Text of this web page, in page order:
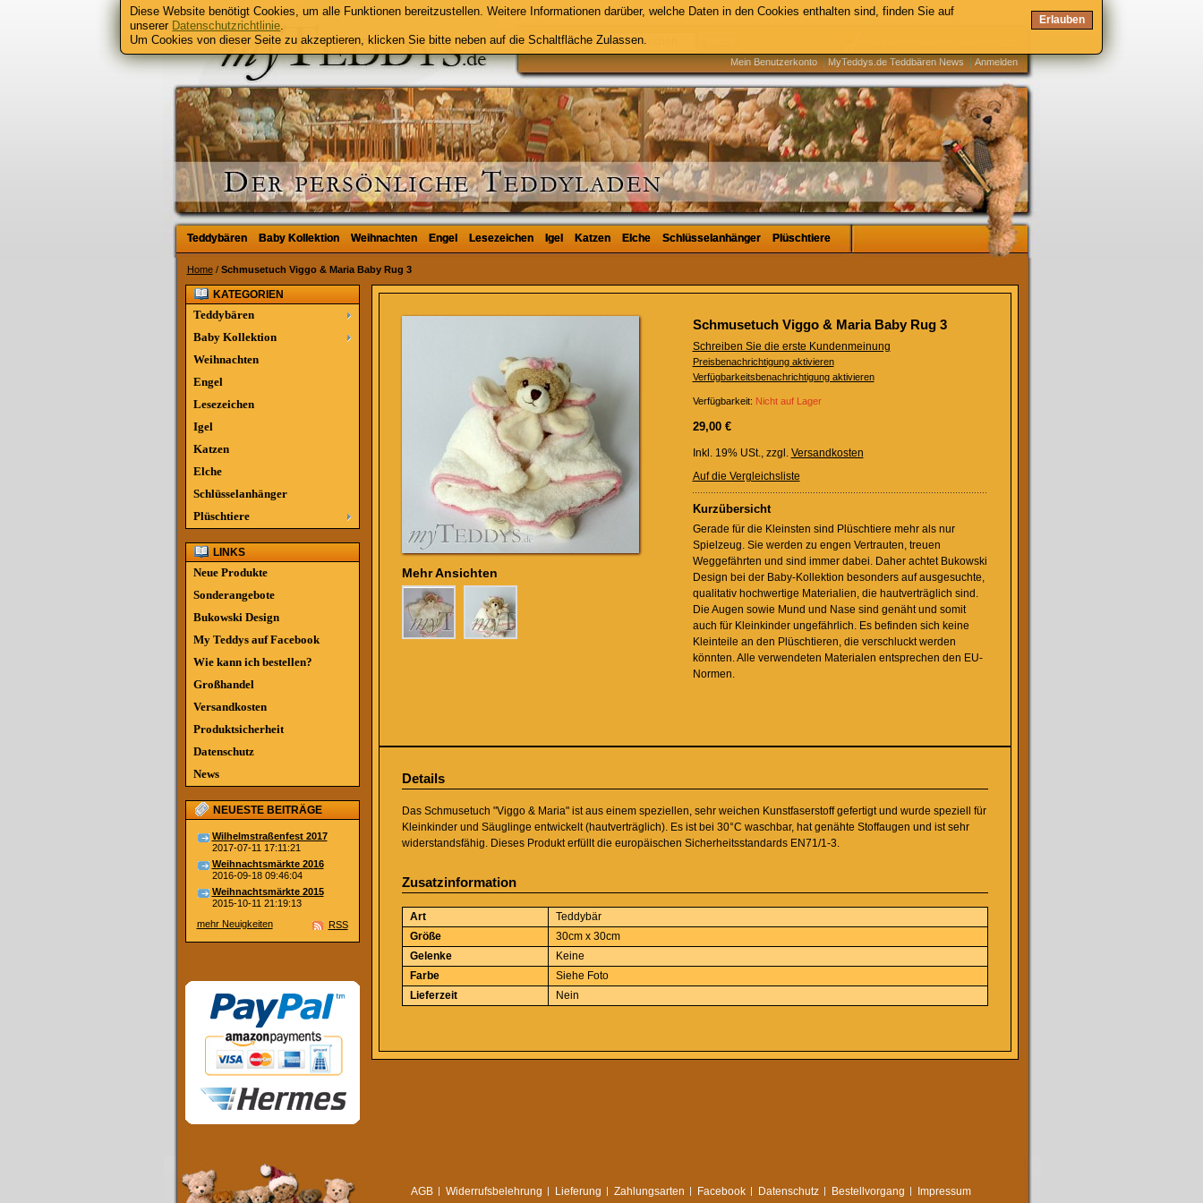
Teddybären Baby Kollektion Weihnachten Engel Lesezeichen Igel Katzen Elche Schlüsselanhänger Plüschtiere
Teddybären Baby Kollektion Weihnachten Engel Lesezeichen Igel Katzen Elche Schlüsselanhänger Plüschtiere
Mein Benutzerkonto MyTeddys.de Teddbären News Anmelden
Home / Schmusetuch Viggo & Maria Baby Rug 3
Schmusetuch Viggo & Maria Baby Rug 3
Schreiben Sie die erste Kundenmeinung
Preisbenachrichtigung aktivieren
Verfügbarkeitsbenachrichtigung aktivieren
Verfügbarkeit: Nicht auf Lager
29,00 €
Inkl. 19% USt., zzgl. Versandkosten
Auf die Vergleichsliste
Kurzübersicht
Gerade für die Kleinsten sind Plüschtiere mehr als nur
Spielzeug. Sie werden zu engen Vertrauten, treuen
Weggefährten und sind immer dabei. Daher achtet Bukowski
Design bei der Baby-Kollektion besonders auf ausgesuchte,
qualitativ hochwertige Materialien, die hautverträglich sind.
Die Augen sowie Mund und Nase sind genäht und somit
auch für Kleinkinder ungefährlich. Es befinden sich keine
Kleinteile an den Plüschtieren, die verschluckt werden
könnten. Alle verwendeten Materialen entsprechen den EU-
Normen.
Mehr Ansichten
Details
Das Schmusetuch "Viggo & Maria" ist aus einem speziellen, sehr weichen Kunstfaserstoff gefertigt und wurde speziell für
Kleinkinder und Säuglinge entwickelt (hautverträglich). Es ist bei 30°C waschbar, hat genähte Stoffaugen und ist sehr
widerstandsfähig. Dieses Produkt erfüllt die europäischen Sicherheitsstandards EN71/1-3.
Zusatzinformation
Art
Teddybär
Größe
30cm x 30cm
Gelenke
Keine
Farbe
Siehe Foto
Lieferzeit
Nein
KATEGORIEN
Teddybären
Baby Kollektion
Weihnachten
Engel
Lesezeichen
Igel
Katzen
Elche
Schlüsselanhänger
Plüschtiere
LINKS
Neue Produkte
Sonderangebote
Bukowski Design
My Teddys auf Facebook
Wie kann ich bestellen?
Großhandel
Versandkosten
Produktsicherheit
Datenschutz
News
NEUESTE BEITRÄGE
Wilhelmstraßenfest 2017
2017-07-11 17:11:21
Weihnachtsmärkte 2016
2016-09-18 09:46:04
Weihnachtsmärkte 2015
2015-10-11 21:19:13
mehr Neuigkeiten
RSS
AGB Widerrufsbelehrung Lieferung Zahlungsarten Facebook Datenschutz Bestellvorgang
Impressum
Diese Website benötigt Cookies, um alle Funktionen bereitzustellen. Weitere Informationen darüber, welche Daten in den Cookies enthalten sind, finden Sie auf
unserer Datenschutzrichtlinie.
Um Cookies von dieser Seite zu akzeptieren, klicken Sie bitte neben auf die Schaltfläche Zulassen.
Erlauben